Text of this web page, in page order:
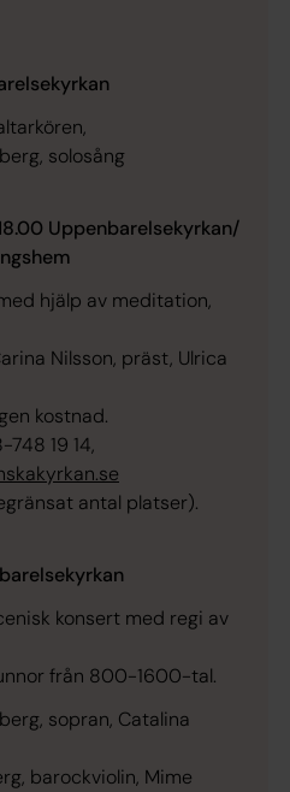
solosång
Uppenbarelsekyrkan/
hjälp av meditation,
Nilsson, präst, Ulrica
kostnad.
748 19 14,
antal platser).
konsert med regi av
från 800-1600-tal.
sopran, Catalina
barockviolin, Mime